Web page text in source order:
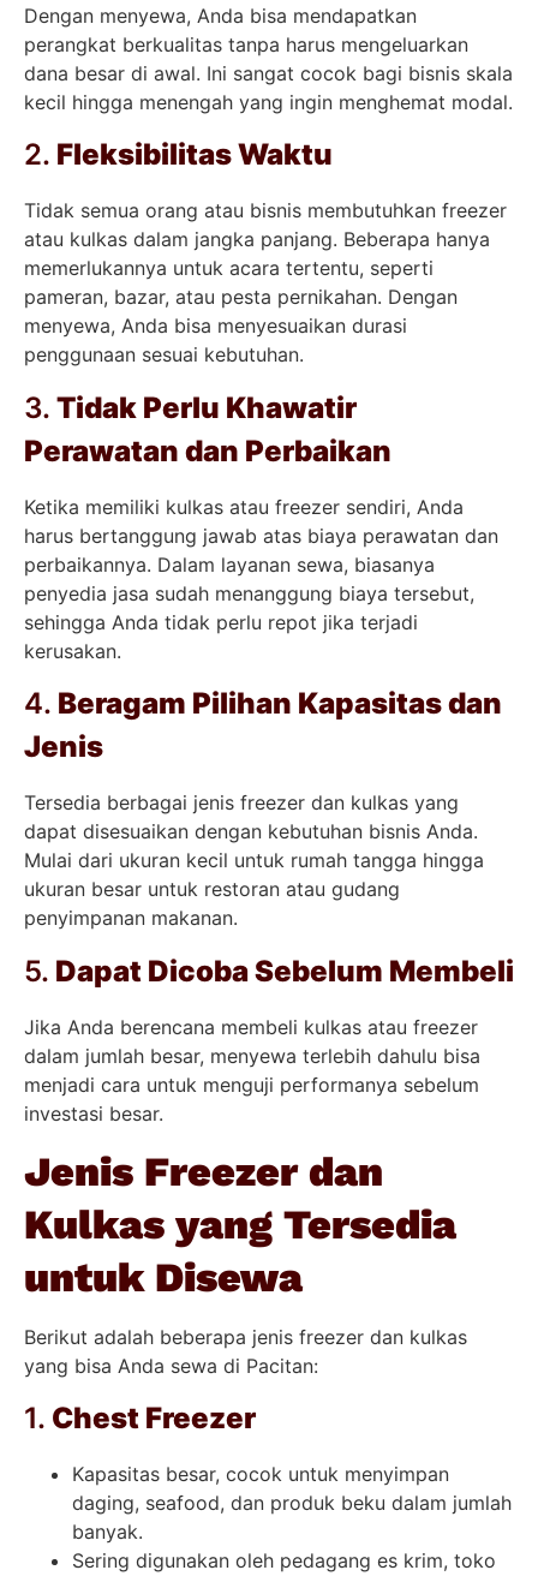
Dengan menyewa, Anda bisa mendapatkan
perangkat berkualitas tanpa harus mengeluarkan
dana besar di awal. Ini sangat cocok bagi bisnis skala
kecil hingga menengah yang ingin menghemat modal.
2. Fleksibilitas Waktu
Tidak semua orang atau bisnis membutuhkan freezer
atau kulkas dalam jangka panjang. Beberapa hanya
memerlukannya untuk acara tertentu, seperti
pameran, bazar, atau pesta pernikahan. Dengan
menyewa, Anda bisa menyesuaikan durasi
penggunaan sesuai kebutuhan.
3. Tidak Perlu Khawatir
Perawatan dan Perbaikan
Ketika memiliki kulkas atau freezer sendiri, Anda
harus bertanggung jawab atas biaya perawatan dan
perbaikannya. Dalam layanan sewa, biasanya
penyedia jasa sudah menanggung biaya tersebut,
sehingga Anda tidak perlu repot jika terjadi
kerusakan.
4. Beragam Pilihan Kapasitas dan
Jenis
Tersedia berbagai jenis freezer dan kulkas yang
dapat disesuaikan dengan kebutuhan bisnis Anda.
Mulai dari ukuran kecil untuk rumah tangga hingga
ukuran besar untuk restoran atau gudang
penyimpanan makanan.
5. Dapat Dicoba Sebelum Membeli
Jika Anda berencana membeli kulkas atau freezer
dalam jumlah besar, menyewa terlebih dahulu bisa
menjadi cara untuk menguji performanya sebelum
investasi besar.
Jenis Freezer dan
Kulkas yang Tersedia
untuk Disewa
Berikut adalah beberapa jenis freezer dan kulkas
yang bisa Anda sewa di Pacitan:
1. Chest Freezer
Kapasitas besar, cocok untuk menyimpan
daging, seafood, dan produk beku dalam jumlah
banyak.
Sering digunakan oleh pedagang es krim, toko